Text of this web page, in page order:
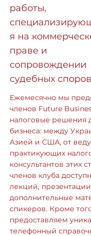
работы,
я на
праве и
сопровождении
судебных
Ежемесячно мы
членов Future
налоговые решения
бизнеса: между
Азией и США, от
практикующих
консультантов этих
членов клуба
лекций,
дополнительные
спикеров. Кроме
предоставляем
телефонный